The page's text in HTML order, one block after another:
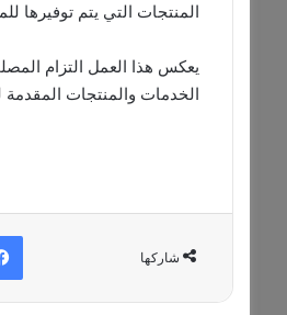
المنتجات التي يتم توفيرها
يعكس هذا العمل التزام
الخدمات والمنتجات
شاركها